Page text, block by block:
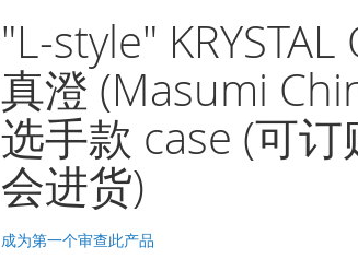
"L-style"
真澄 (Masumi
选手款 case (可
会进货)
成为第一个审查此产品